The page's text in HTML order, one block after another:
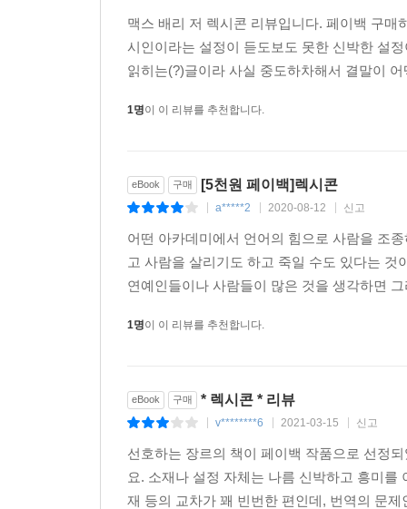
맥스 배리 저 렉시콘 리뷰입니다. 페이백 구
시인이라는 설정이 듣도보도 못한 신박한 설
읽히는(?)글이라 사실 중도하차해서 결말이
1명이 이 리뷰를 추천합니다.
eBook 구매 [5천원 페이백]렉시콘
a*****2 2020-08-12 신고
어떤 아카데미에서 언어의 힘으로 사람을 조
고 사람을 살리기도 하고 죽일 수도 있다는
연예인들이나 사람들이 많은 것을 생각하면
1명이 이 리뷰를 추천합니다.
eBook 구매 * 렉시콘 * 리뷰
v********6 2021-03-15 신고
선호하는 장르의 책이 페이백 작품으로 선정
요. 소재나 설정 자체는 나름 신박하고 흥미
재 등의 교차가 꽤 빈번한 편인데, 번역의 문